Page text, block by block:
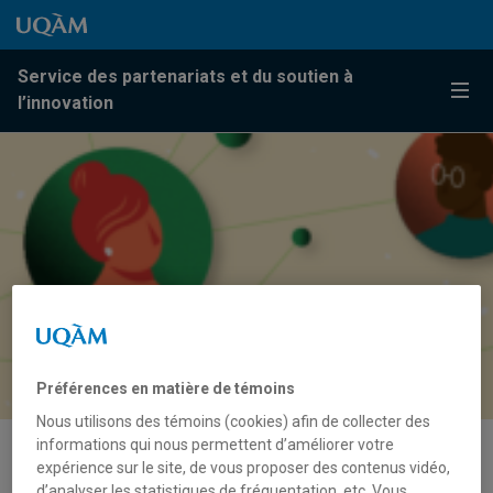
Passer au contenu
Accéder au menu principal
Accéder à la recherche
Passer au contenu
Accéder au menu principal
Service des partenariats et du soutien à
l’innovation
Je suis partenaire
Préférences en matière de témoins
Nous utilisons des témoins (cookies) afin de collecter des
informations qui nous permettent d’améliorer votre
expérience sur le site, de vous proposer des contenus vidéo,